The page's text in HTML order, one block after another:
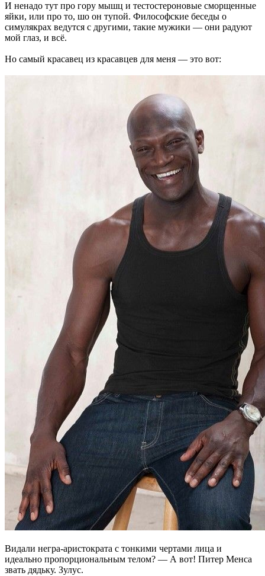
И ненадо тут про гору мышц и тестостероновые сморщенные
яйки, или про то, шо он тупой. Философские беседы о
симулякрах ведутся с другими, такие мужики — они радуют
мой глаз, и всё.
Но самый красавец из красавцев для меня — это вот:
Видали негра-аристократа с тонкими чертами лица и
идеально пропорциональным телом? — А вот! Питер Менса
звать дядьку. Зулус.